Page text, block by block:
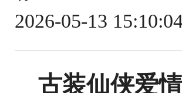
2026-05-13
古装仙侠爱